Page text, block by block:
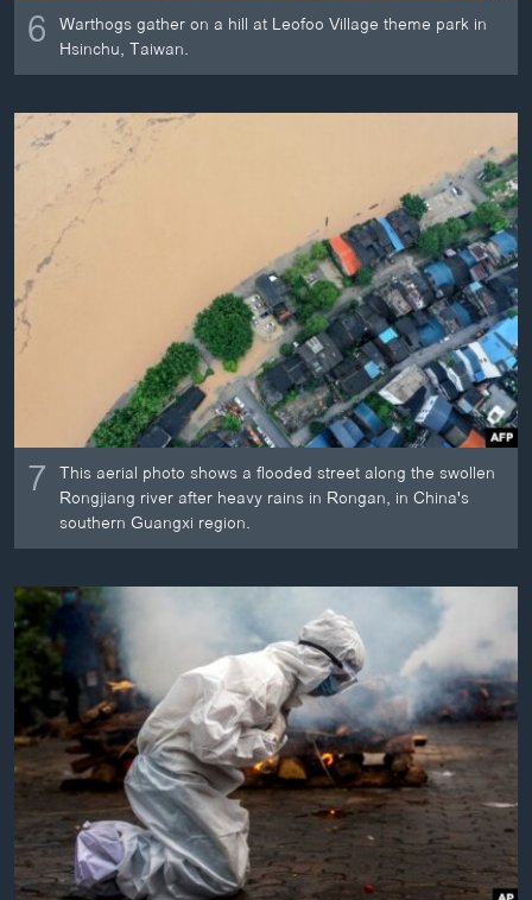
6 Warthogs gather on a hill at Leofoo Village theme park in
Hsinchu, Taiwan.
7 This aerial photo shows a flooded street along the swollen
Rongjiang river after heavy rains in Rongan, in China's
southern Guangxi region.